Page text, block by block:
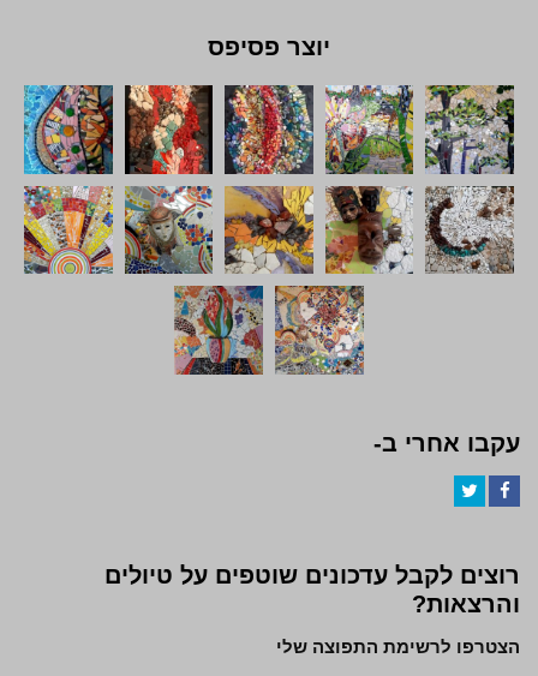
יוצר פסיפס
עקבו אחרי ב-
רוצים לקבל עדכונים שוטפים על טיולים
והרצאות?
הצטרפו לרשימת התפוצה שלי